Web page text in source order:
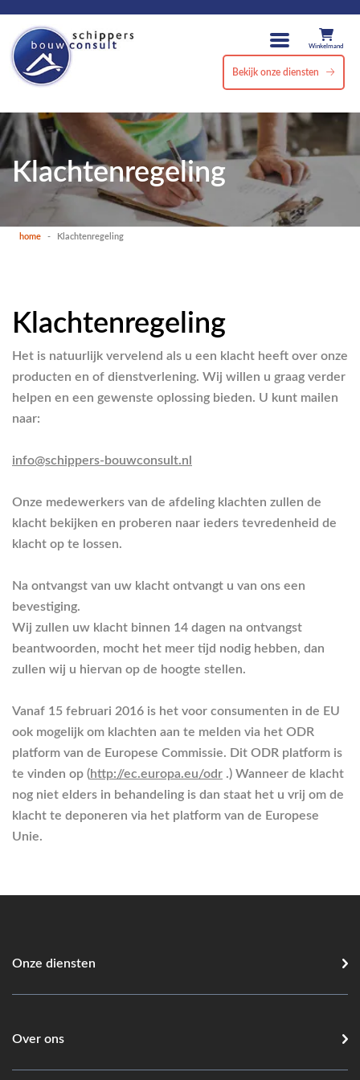
Winkelmand
Bekijk onze diensten
Klachtenregeling
home - Klachtenregeling
Klachtenregeling
Het is natuurlijk vervelend als u een klacht heeft over onze
producten en of dienstverlening. Wij willen u graag verder
helpen en een gewenste oplossing bieden. U kunt mailen
naar:
info@schippers-bouwconsult.nl
Onze medewerkers van de afdeling klachten zullen de
klacht bekijken en proberen naar ieders tevredenheid de
klacht op te lossen.
Na ontvangst van uw klacht ontvangt u van ons een
bevestiging.
Wij zullen uw klacht binnen 14 dagen na ontvangst
beantwoorden, mocht het meer tijd nodig hebben, dan
zullen wij u hiervan op de hoogte stellen.
Vanaf 15 februari 2016 is het voor consumenten in de EU
ook mogelijk om klachten aan te melden via het ODR
platform van de Europese Commissie. Dit ODR platform is
te vinden op (http://ec.europa.eu/odr .) Wanneer de klacht
nog niet elders in behandeling is dan staat het u vrij om de
klacht te deponeren via het platform van de Europese
Unie.
Onze diensten
Over ons